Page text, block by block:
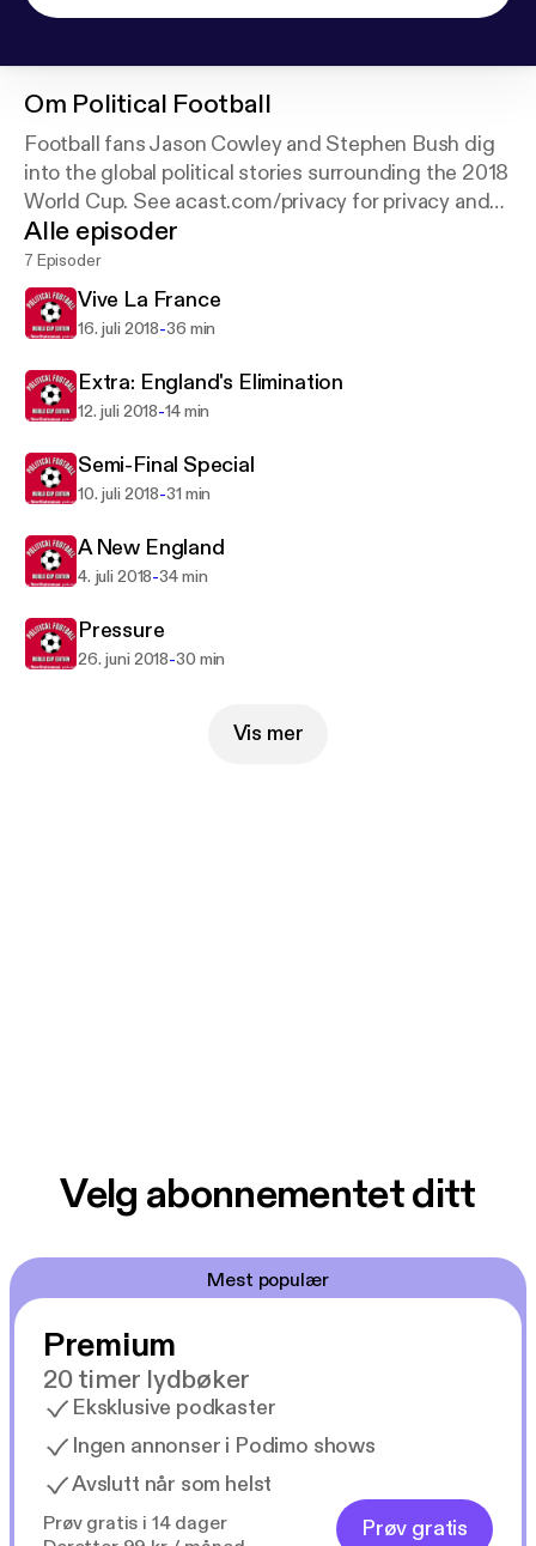
Om Political Football
Football fans Jason Cowley and Stephen Bush dig
into the global political stories surrounding the 2018
World Cup. See acast.com/privacy for privacy and
opt-out information.
Alle episoder
7 Episoder
Vive La France
16. juli 2018-36 min
Extra: England's Elimination
12. juli 2018-14 min
Semi-Final Special
10. juli 2018-31 min
A New England
4. juli 2018-34 min
Pressure
26. juni 2018-30 min
Vis mer
Velg abonnementet ditt
Mest populær
Premium
20 timer lydbøker
Eksklusive podkaster
Ingen annonser i Podimo shows
Avslutt når som helst
Prøv gratis i 14 dager
Prøv gratis